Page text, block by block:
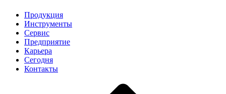
Продукция
Инструменты
Сервис
Предприятие
Карьера
Cегодня
Контакты